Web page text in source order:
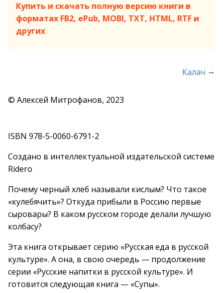
Купить и скачать полную версию книги в
форматах FB2, ePub, MOBI, TXT, HTML, RTF и
других
Калач →
© Алексей Митрофанов, 2023
ISBN 978-5-0060-6791-2
Создано в интеллектуальной издательской системе
Ridero
Почему черный хлеб называли кислым? Что такое
«кулебячить»? Откуда прибыли в Россию первые
сыровары? В каком русском городе делали лучшую
колбасу?
Эта книга открывает серию «Русская еда в русской
культуре». А она, в свою очередь — продолжение
серии «Русские напитки в русской культуре». И
готовится следующая книга — «Супы».